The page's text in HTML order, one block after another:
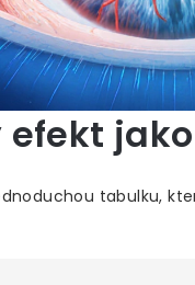
jako
tabulku,